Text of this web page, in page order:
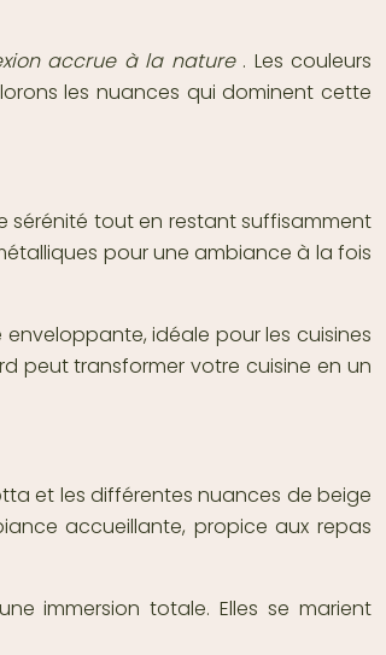
accrue à la nature . Les couleurs
les nuances qui dominent cette
sérénité tout en restant suffisamment
pour une ambiance à la fois
idéale pour les cuisines
peut transformer votre cuisine en un
et les différentes nuances de beige
accueillante, propice aux repas
immersion totale. Elles se marient